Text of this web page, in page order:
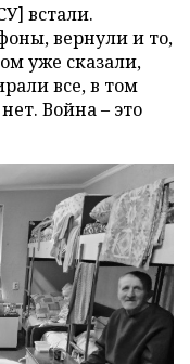
встали.
вернули и то,
уже сказали,
все, в том
Война – это